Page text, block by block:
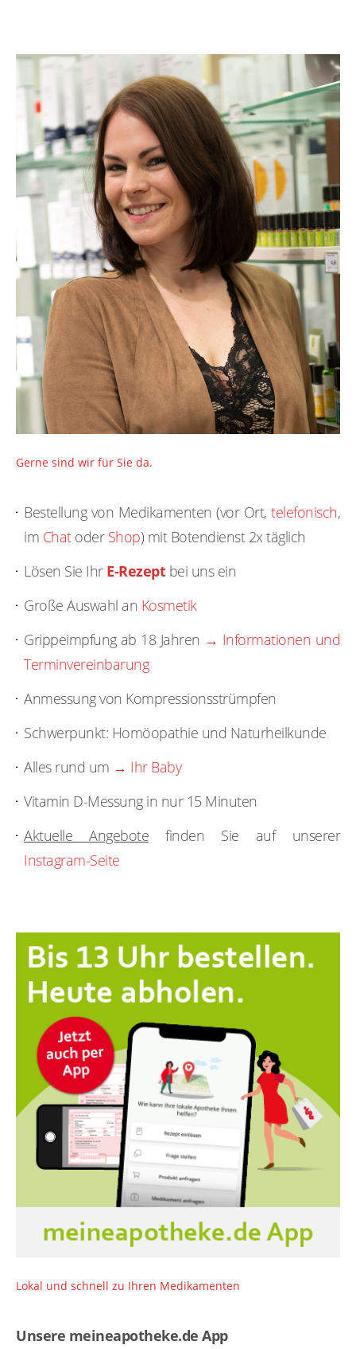
Gerne sind wir für Sie da.
Bestellung von Medikamenten (vor Ort, telefonisch,
im Chatoder Shop) mit Botendienst 2x täglich
Lösen Sie Ihr E-Rezeptbei uns ein
Große Auswahl an Kosmetik
Grippeimpfung ab 18 Jahren → Informationen und
Terminvereinbarung
Anmessung von Kompressionsstrümpfen
Schwerpunkt: Homöopathie und Naturheilkunde
Alles rund um → Ihr Baby
Vitamin D-Messung in nur 15 Minuten
Aktuelle Angebote finden Sie auf unserer
Instagram-Seite
Lokal und schnell zu Ihren Medikamenten
Unsere meineapotheke.de App